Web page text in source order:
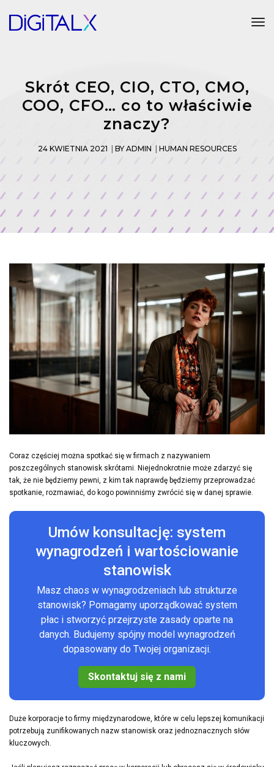
Skrót CEO, CIO, CTO, CMO,
COO, CFO… co to właściwie
znaczy?
24 KWIETNIA 2021 BY ADMIN HUMAN RESOURCES
Coraz częściej można spotkać się w firmach z nazywaniem
poszczególnych stanowisk skrótami. Niejednokrotnie może zdarzyć się
tak, że nie będziemy pewni, z kim tak naprawdę będziemy przeprowadzać
spotkanie, rozmawiać, do kogo powinniśmy zwrócić się w danej sprawie.
Umów konsultację: system
wynagrodzeń i wartościowanie
stanowisk
Masz chaos w wynagrodzeniach lub strukturze
stanowisk? Pomagamy uporządkować system
płac i stworzyć przejrzyste zasady oparte na
danych. Budujemy spójny model wynagrodzeń
dopasowany do Twojej organizacji.
Skontaktuj się z nami
Duże korporacje to firmy międzynarodowe, które w celu lepszej komunikacji
potrzebują zunifikowanych nazw stanowisk oraz jednoznacznych słów
kluczowych.